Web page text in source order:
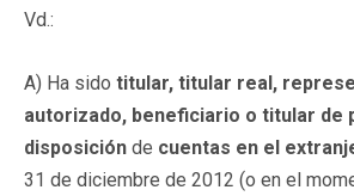
Vd.:
A) Ha sido titular, titular real,
autorizado, beneficiario o titular de
disposición de cuentas en el
31 de diciembre de 2012 (o en el